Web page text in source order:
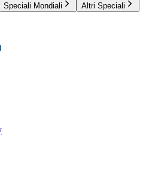
Speciali Mondiali Altri Speciali